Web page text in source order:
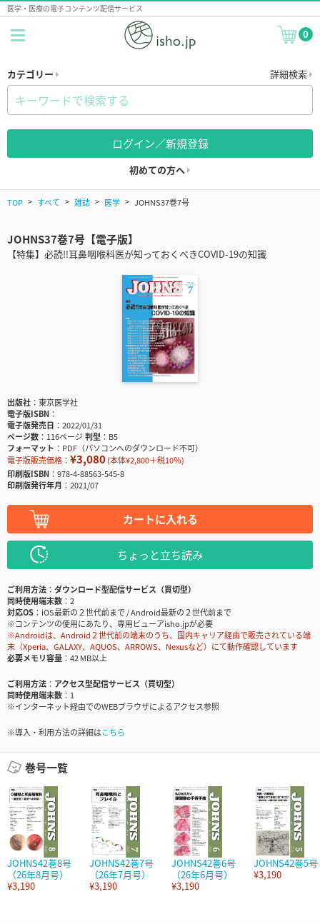
医学・医療の電子コンテンツ配信サービス
0
カテゴリー 詳細検索
ログイン／新規登録
初めての方へ
TOP すべて 雑誌 医学 JOHNS37巻7号
JOHNS37巻7号【電子版】
【特集】必読‼耳鼻咽喉科医が知っておくべきCOVID-19の知識
出版社
東京医学社
電子版ISBN
電子版発売日
2022/01/31
ページ数
116ページ判型
B5
フォーマット
PDF（パソコンへのダウンロード不可）
電子版販売価格： ¥3,080(本体¥2,800＋税10％)
印刷版ISBN
978-4-88563-545-8
印刷版発行年月
2021/07
カートに入れる
ちょっと立ち読み
ご利用方法
ダウンロード型配信サービス（買切型）
同時使用端末数
2
対応OS
iOS最新の２世代前まで / Android最新の２世代前まで
※コンテンツの使用にあたり、専用ビューアisho.jpが必要
※Androidは、Android２世代前の端末のうち、国内キャリア経由で販売されている端
末（Xperia、GALAXY、AQUOS、ARROWS、Nexusなど）にて動作確認しています
必要メモリ容量
42 MB以上
ご利用方法
アクセス型配信サービス（買切型）
同時使用端末数
1
※インターネット経由でのWEBブラウザによるアクセス参照
※導入・利用方法の詳細はこちら
巻号一覧
JOHNS42巻8号
（26年8月号）
¥3,190
JOHNS42巻7号
（26年7月号）
¥3,190
JOHNS42巻6号
（26年6月号）
¥3,190
JOHNS42巻5号
¥3,190